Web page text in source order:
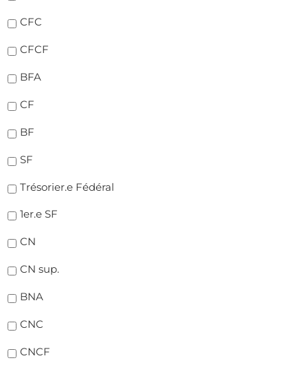
CFC
CFCF
BFA
CF
BF
SF
Trésorier.e Fédéral
1er.e SF
CN
CN sup.
BNA
CNC
CNCF